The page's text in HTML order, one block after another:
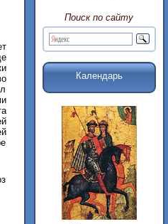
Поиск по сайту
Календарь